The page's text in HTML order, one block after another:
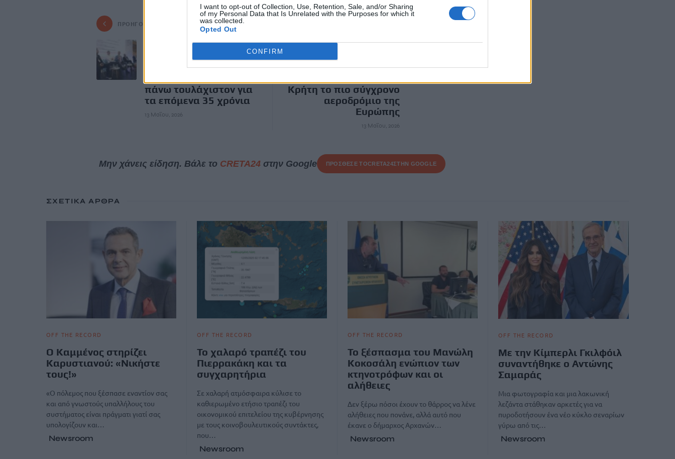
I want to opt-out of Collection, Use, Retention, Sale, and/or Sharing
of my Personal Data that Is Unrelated with the Purposes for which it
was collected.
Opted Out
CONFIRM
ΠΡΟΗΓΟΎΜΕΝΟ
Mάνος Μουστάκας
(ΤΕΡΝΑ): Ο ΒΟΑΚ είναι
το δυσκολότερο έργο
πάνω τουλάχιστον για
τα επόμενα 35 χρόνια
13 Μαΐου, 2026
Χατζηδάκης από το
Καστέλι: Περήφανος και
ως κρητικός που σε δύο
Κρήτη το πιο σύγχρονο
αεροδρόμιο της
Ευρώπης
13 Μαΐου, 2026
Μην χάνεις είδηση. Βάλε το CRETA24στην Google ΠΡΟΣΘΕΣΕ ΤΟCRETA24ΣΤΗΝ GOOGLE
ΣΧΕΤΙΚΆ ΆΡΘΡΑ
OFF THE RECORD
Ο Καμμένος στηρίζει
Καρυστιανού: «Νικήστε
τους!»
«Ο πόλεμος που ξέσπασε εναντίον σας
και από γνωστούς υπαλλήλους του
συστήματος είναι πράγματι γιατί σας
υπολογίζουν και…
Newsroom
OFF THE RECORD
Το χαλαρό τραπέζι του
Πιερρακάκη και τα
συγχαρητήρια
Σε χαλαρή ατμόσφαιρα κύλισε το
καθιερωμένο ετήσιο τραπέζι του
οικονομικού επιτελείου της κυβέρνησης
με τους κοινοβουλευτικούς συντάκτες,
που…
Newsroom
OFF THE RECORD
Το ξέσπασμα του Μανώλη
Κοκοσάλη ενώπιον των
κτηνοτρόφων και οι
αλήθειες
Δεν ξέρω πόσοι έχουν το θάρρος να λένε
αλήθειες που πονάνε, αλλά αυτό που
έκανε ο δήμαρχος Αρχανών…
Newsroom
OFF THE RECORD
Με την Κίμπερλι Γκιλφόιλ
συναντήθηκε ο Αντώνης
Σαμαράς
Μια φωτογραφία και μια λακωνική
λεζάντα στάθηκαν αρκετές για να
πυροδοτήσουν ένα νέο κύκλο σεναρίων
γύρω από τις…
Newsroom